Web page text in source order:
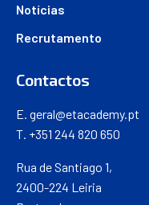
Notícias
Recrutamento
Contactos
E. geral@etacademy.pt
T. +351 244 820 650
Rua de Santiago 1,
2400-224 Leiria